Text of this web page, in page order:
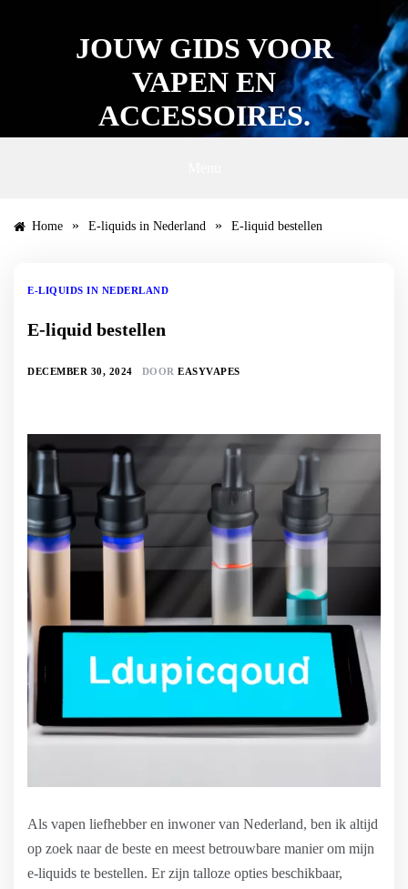
JOUW GIDS VOOR
VAPEN EN
ACCESSOIRES.
Home » E-liquids in Nederland » E-liquid bestellen
E-LIQUIDS IN NEDERLAND
E-liquid bestellen
DECEMBER 30, 2024 DOOR EASYVAPES
Als vapen liefhebber en inwoner van Nederland, ben ik altijd
op zoek naar de beste en meest betrouwbare manier om mijn
e-liquids te bestellen. Er zijn talloze opties beschikbaar,